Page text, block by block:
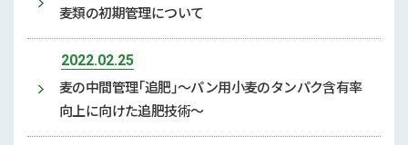
麦類の初期管理について
2022.02.25
麦の中間管理「追肥」～パン用小麦のタンパク含有率
向上に向けた追肥技術～